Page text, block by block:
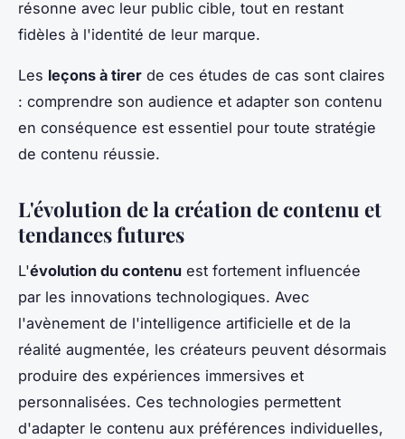
résonne avec leur public cible, tout en restant
fidèles à l'identité de leur marque.
Les leçons à tirer de ces études de cas sont claires
: comprendre son audience et adapter son contenu
en conséquence est essentiel pour toute stratégie
de contenu réussie.
L'évolution de la création de contenu et
tendances futures
L'évolution du contenu est fortement influencée
par les innovations technologiques. Avec
l'avènement de l'intelligence artificielle et de la
réalité augmentée, les créateurs peuvent désormais
produire des expériences immersives et
personnalisées. Ces technologies permettent
d'adapter le contenu aux préférences individuelles,